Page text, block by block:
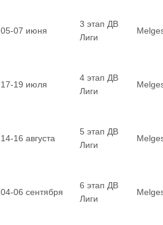
05-07 июня
3 этап ДВ
Лиги
17-19 июля
4 этап ДВ
Лиги
14-16 августа
5 этап ДВ
Лиги
04-06 сентября
6 этап ДВ
Лиги